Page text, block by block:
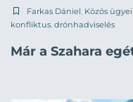
Farkas Dániel Közös
konfliktus drónhadviselés
Már a Szahara